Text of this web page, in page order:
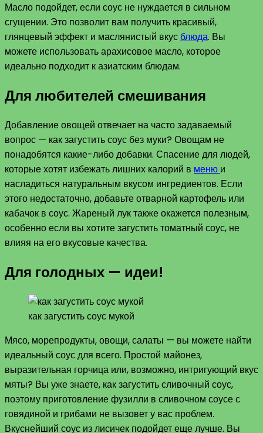
Масло подойдет, если соус не нуждается в сильном
сгущении. Это позволит вам получить красивый,
глянцевый эффект и маслянистый вкус блюда. Вы
можете использовать арахисовое масло, которое
идеально подходит к азиатским блюдам.
Для любителей смешивания
Добавление овощей отвечает на часто задаваемый
вопрос — как загустить соус без муки? Овощам не
понадобятся какие-либо добавки. Спасение для людей,
которые хотят избежать лишних калорий в меню и
насладиться натуральным вкусом ингредиентов. Если
этого недостаточно, добавьте отварной картофель или
кабачок в соус. Жареный лук также окажется полезным,
особенно если вы хотите загустить томатный соус, не
влияя на его вкусовые качества.
Для голодных — идеи!
как загустить соус мукой
Мясо, морепродукты, овощи, салаты — вы можете найти
идеальный соус для всего. Простой майонез,
выразительная горчица или, возможно, интригующий вкус
мяты? Вы уже знаете, как загустить сливочный соус,
поэтому приготовление фузилли в сливочном соусе с
говядиной и грибами не вызовет у вас проблем.
Вкуснейший соус из лисичек подойдет еще лучше. Вы